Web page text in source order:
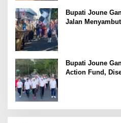
Bupati Joune
Jalan
Bupati Joune
Action Fund,